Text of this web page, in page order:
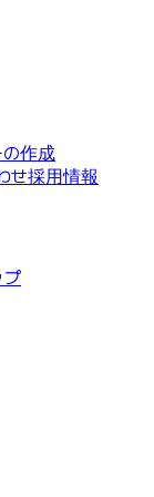
の作成
せ採用情報
プ